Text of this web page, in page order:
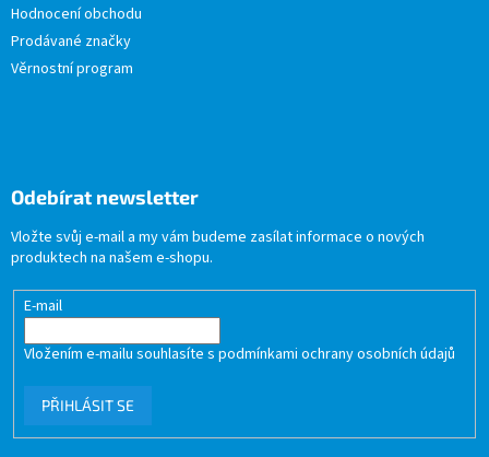
Hodnocení obchodu
Prodávané značky
Věrnostní program
Odebírat newsletter
Vložte svůj e-mail a my vám budeme zasílat informace o nových
produktech na našem e-shopu.
E-mail
Vložením e-mailu souhlasíte s podmínkami ochrany osobních údajů
PŘIHLÁSIT SE